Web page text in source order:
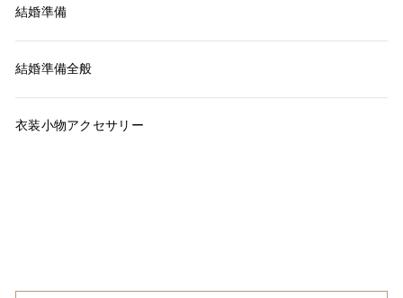
結婚準備
結婚準備全般
衣装小物アクセサリー